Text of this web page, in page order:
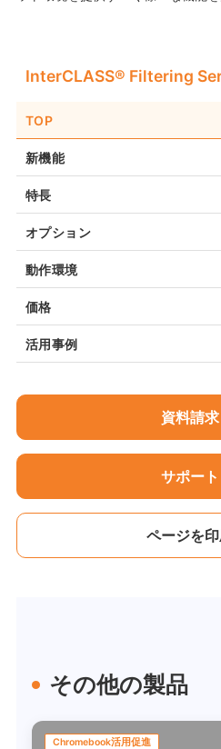
InterCLASS®︎ Filtering
TOP
新機能
特長
オプション
動作環境
価格
活用事例
資料請求
サポート
ページを印
その他の製品
Chromebook活用促進